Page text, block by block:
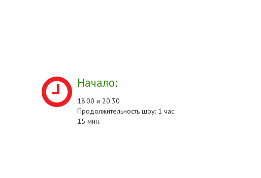
Начало:
18:00 и 20.30
Продолжительность шоу: 1 час
15 мин.